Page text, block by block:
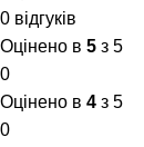
0 відгуків
Оцінено в 5 з 5
0
Оцінено в 4 з 5
0